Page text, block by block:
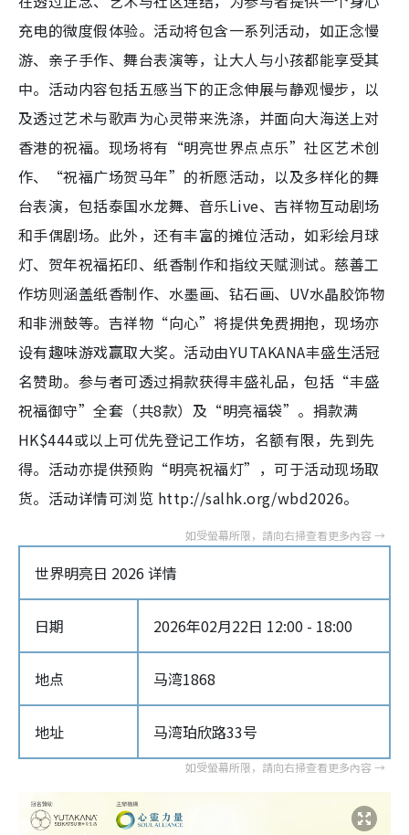
充电的微度假体验。活动将包含一系列活动，如正念慢
游、亲子手作、舞台表演等，让大人与小孩都能享受其
中。活动内容包括五感当下的正念伸展与静观慢步，以
及透过艺术与歌声为心灵带来洗涤，并面向大海送上对
香港的祝福。现场将有“明亮世界点点乐”社区艺术创
作、“祝福广场贺马年”的祈愿活动，以及多样化的舞
台表演，包括泰国水龙舞、音乐Live、吉祥物互动剧场
和手偶剧场。此外，还有丰富的摊位活动，如彩绘月球
灯、贺年祝福拓印、纸香制作和指纹天赋测试。慈善工
作坊则涵盖纸香制作、水墨画、钻石画、UV水晶胶饰物
和非洲鼓等。吉祥物“向心”将提供免费拥抱，现场亦
设有趣味游戏赢取大奖。活动由YUTAKANA丰盛生活冠
名赞助。参与者可透过捐款获得丰盛礼品，包括“丰盛
祝福御守”全套（共8款）及“明亮福袋”。捐款满
HK$444或以上可优先登记工作坊，名额有限，先到先
得。活动亦提供预购“明亮祝福灯”，可于活动现场取
货。活动详情可浏览 http://salhk.org/wbd2026。
世界明亮日 2026 详情
日期 2026年02月22日 12:00 - 18:00
地点 马湾1868
地址 马湾珀欣路33号